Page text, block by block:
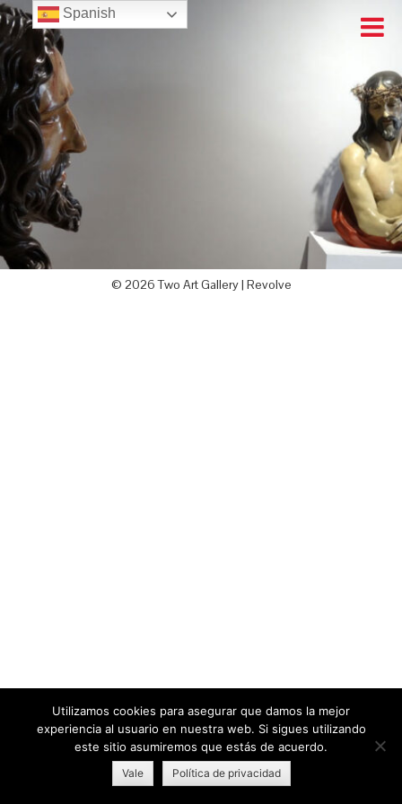
Spanish
Utilizamos cookies para asegurar que damos la mejor
experiencia al usuario en nuestra web. Si sigues utilizando
este sitio asumiremos que estás de acuerdo.
Vale Política de privacidad
© 2026 Two Art Gallery | Revolve